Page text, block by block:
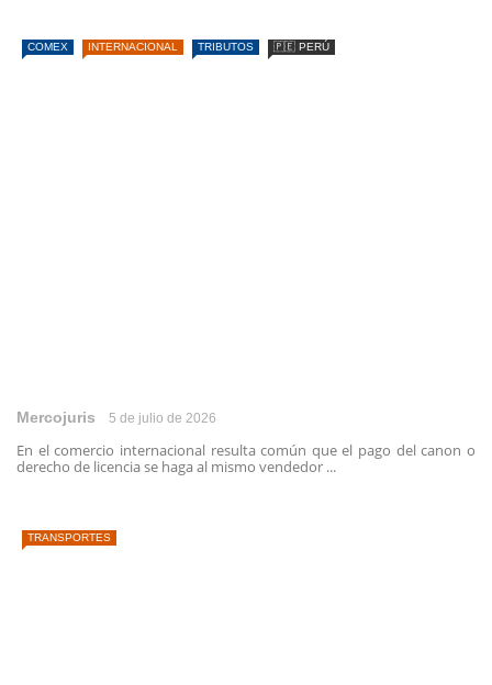
COMEX INTERNACIONAL TRIBUTOS 🇵🇪 PERÚ
Mercojuris 5 de julio de 2026
En el comercio internacional resulta común que el pago del canon o
derecho de licencia se haga al mismo vendedor ...
TRANSPORTES